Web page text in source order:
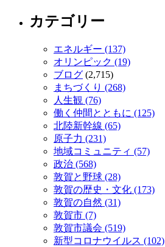
カテゴリー
エネルギー (137)
オリンピック (19)
ブログ (2,715)
まちづくり (268)
人生観 (76)
働く仲間とともに (125)
北陸新幹線 (65)
原子力 (231)
地域コミュニティ (57)
政治 (568)
敦賀と野球 (28)
敦賀の歴史・文化 (173)
敦賀の自然 (31)
敦賀市 (7)
敦賀市議会 (519)
新型コロナウイルス (102)